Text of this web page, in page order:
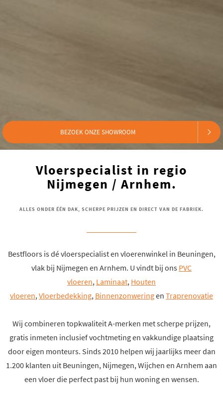
BEZOEK ONZE SHOWROOM
Vloerspecialist in regio
Nijmegen / Arnhem.
ALLES ONDER ÉÉN DAK, SCHERPE PRIJZEN EN DIRECT VAN DE FABRIEK.
Bestfloors is dé vloerspecialist en vloerenwinkel in Beuningen,
vlak bij Nijmegen en Arnhem. U vindt bij ons PVC
vloeren, Laminaat, Houten
vloeren,Vloerbedekking, Binnenzonweringen Traprenovatie
Wij combineren topkwaliteit A-merken met scherpe prijzen,
gratis inmeten inclusief vochtmeting en vakkundige plaatsing
door eigen monteurs. Sinds 2010 helpen wij jaarlijks meer dan
1.200 klanten uit Beuningen, Nijmegen, Wijchen en Arnhem aan
een vloer die perfect past bij hun woning en wensen.